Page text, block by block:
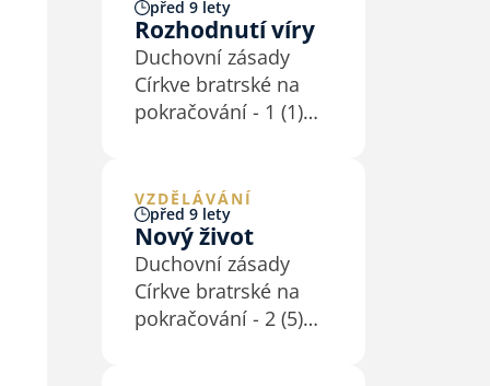
před 9 lety
Rozhodnutí víry
Duchovní zásady
Církve bratrské na
pokračování - 1 (1)
vydobyl, musí každý
osobně si věrou
přivlastniti. Každý
osobně je k němu
pozván, a každý
osobně se musí pro
VZDĚLÁVÁNÍ
před 9 lety
Nový život
Duchovní zásady
Církve bratrské na
pokračování - 2 (5)